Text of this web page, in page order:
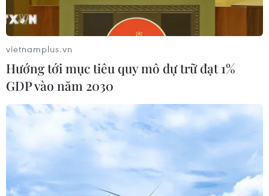
vietnamplus.vn
Hướng tới mục tiêu quy mô dự trữ đạt 1%
GDP vào năm 2030